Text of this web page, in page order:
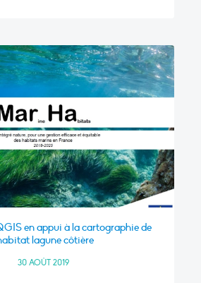
en appui à la cartographie de
lagune côtière
30 AOÛT 2019